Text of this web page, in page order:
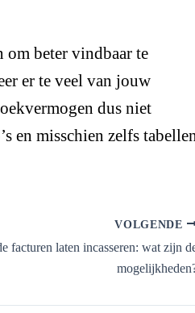
om beter vindbaar te
er te veel van jouw
dus niet
en misschien zelfs tabellen
VOLGENDE
facturen laten incasseren: wat zijn